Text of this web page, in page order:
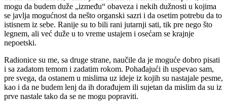
mogu da budem duže „između“ obaveza i nekih dužnosti u kojima
se javlja mogućnost da nešto organski sazri i da osetim potrebu da to
istisnem iz sebe. Ranije su to bili rani jutarnji sati, tik pre nego što
legnem, ali već duže u to vreme ustajem i osećam se krajnje
nepoetski.
Radionice su me, sa druge strane, naučile da je moguće dobro pisati
i sa zadatom temom i zadatim rokom. Pohađajući ih uspevao sam,
pre svega, da ostanem u mislima uz ideje iz kojih su nastajale pesme,
kao i da ne budem lenj da ih dorađujem ili sujetan da mislim da su iz
prve nastale tako da se ne mogu popraviti.